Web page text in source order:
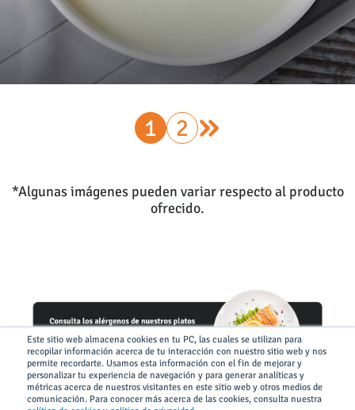
Este sitio web almacena cookies en tu PC, las cuales se utilizan para
recopilar información acerca de tu interacción con nuestro sitio web y nos
permite recordarte. Usamos esta información con el fin de mejorar y
personalizar tu experiencia de navegación y para generar analíticas y
métricas acerca de nuestros visitantes en este sitio web y otros medios de
comunicación. Para conocer más acerca de las cookies, consulta nuestra
1 2 »
*Algunas imágenes pueden variar respecto al producto
ofrecido.